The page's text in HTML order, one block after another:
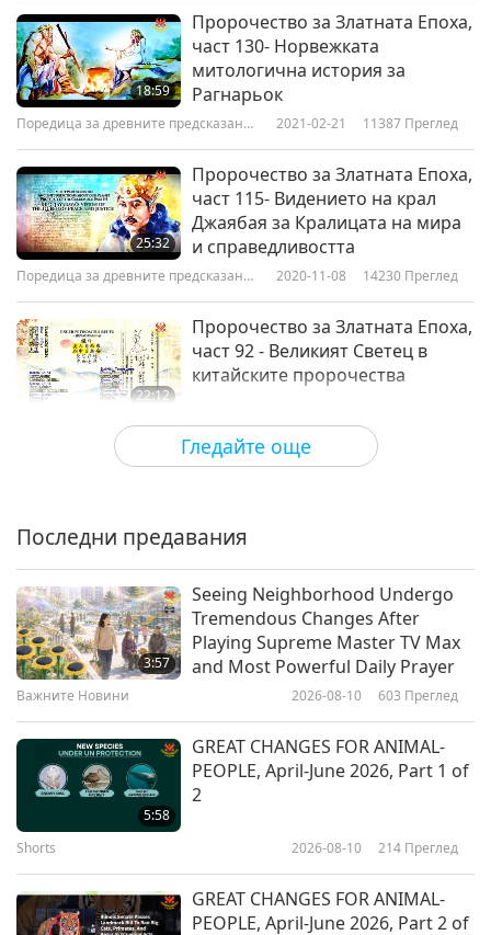
9
22:00
Епоха, част 162- Християнски
пророчества за последните
времена
Поредица за древните предсказания
за нашата планета
2021-10-03
Гледайте още
18:59
Пророчество за Златната Епоха,
част 130- Норвежката
митологична история за
Рагнарьок
Поредица за древните предсказания
2021-02-21 11387 Преглед
25:32
Пророчество за Златната Епоха,
част 115- Видението на крал
Джаябая за Кралицата на мира
и справедливостта
Поредица за древните предсказания
2020-11-08 14230 Преглед
22:12
Пророчество за Златната Епоха,
част 92 - Великият Светец в
китайските пророчества
Поредица за древните предсказания
за нашата планета
2020-05-31 15198
26:23
(вегетарианец) и Новата Сатя
юга
за нашата планета
Пророчество за Златната Епоха,
част 84 - Пророчествата на
розенкройцерите за Единството
за нашата планета
Пророчество за Златната Епоха,
част 81 - Предупредителното
Господния Ден
за нашата планета
Последни предавания
3:57
Seeing Neighborhood Undergo
Tremendous Changes After
Playing Supreme Master TV Max
and Most Powerful Daily Prayer
Важните Новини 2026-08-10 603 Преглед
5:58
GREAT CHANGES FOR ANIMAL-
PEOPLE, April-June 2026, Part 1 of
2
Shorts 2026-08-10 214 Преглед
GREAT CHANGES FOR ANIMAL-
PEOPLE, April-June 2026, Part 2 of